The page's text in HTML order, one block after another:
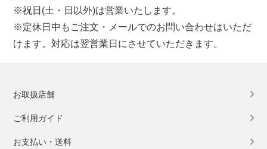
※祝日(土・日以外)は営業いたします。
※定休日中もご注文・メールでのお問い合わせはいただ
けます。対応は翌営業日にさせていただきます。
お取扱店舗
ご利用ガイド
お支払い・送料